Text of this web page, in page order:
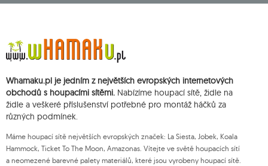
doby zrušení subskripce.
Přísluší vám právo k požádání o přístup k vašim osobním údajům, jejich
opravě, odstranění, omezení zpracování, podání námitky vůči zpracování
souhlasu v libovolném momentu aniž je tím dotčena zákonnost zpracování,
které bylo provedeno na základě souhlasu před jeho zrušením. Za tímto
účelem můžete kontaktovat zákaznický servis Mouton Interactive na e-
mailové adrese nebo písemně na adrese firmy.
Whamaku.pl je jedním z největších evropských internetových
obchodů s houpacími sítěmi. Nabízíme houpací sítě, židle na
židle a veškeré příslušenství potřebné pro montáž háčků za
různých podmínek.
Máme houpací sítě největších evropských značek: La Siesta, Jobek, Koala
Hammock, Ticket To The Moon, Amazonas. Vítejte ve světě houpacích sítí
a neomezené barevné palety materiálů, které jsou vyrobeny houpací sítě.